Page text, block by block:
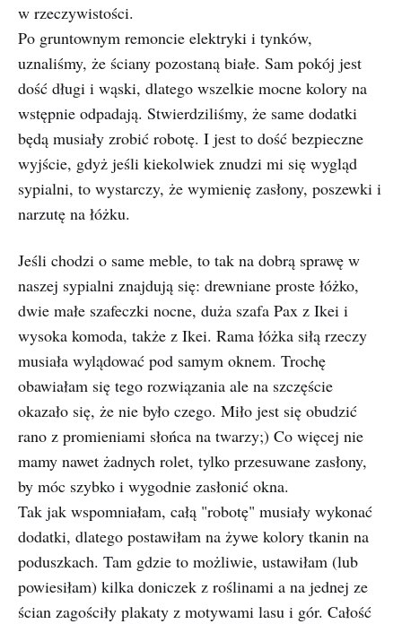
w rzeczywistości.
Po gruntownym remoncie elektryki i tynków,
uznaliśmy, że ściany pozostaną białe. Sam pokój jest
dość długi i wąski, dlatego wszelkie mocne kolory na
wstępnie odpadają. Stwierdziliśmy, że same dodatki
będą musiały zrobić robotę. I jest to dość bezpieczne
wyjście, gdyż jeśli kiekolwiek znudzi mi się wygląd
sypialni, to wystarczy, że wymienię zasłony, poszewki i
narzutę na łóżku.
Jeśli chodzi o same meble, to tak na dobrą sprawę w
naszej sypialni znajdują się: drewniane proste łóżko,
dwie małe szafeczki nocne, duża szafa Pax z Ikei i
wysoka komoda, także z Ikei. Rama łóżka siłą rzeczy
musiała wylądować pod samym oknem. Trochę
obawiałam się tego rozwiązania ale na szczęście
okazało się, że nie było czego. Miło jest się obudzić
rano z promieniami słońca na twarzy;) Co więcej nie
mamy nawet żadnych rolet, tylko przesuwane zasłony,
by móc szybko i wygodnie zasłonić okna.
Tak jak wspomniałam, całą "robotę" musiały wykonać
dodatki, dlatego postawiłam na żywe kolory tkanin na
poduszkach. Tam gdzie to możliwie, ustawiłam (lub
powiesiłam) kilka doniczek z roślinami a na jednej ze
ścian zagościły plakaty z motywami lasu i gór. Całość